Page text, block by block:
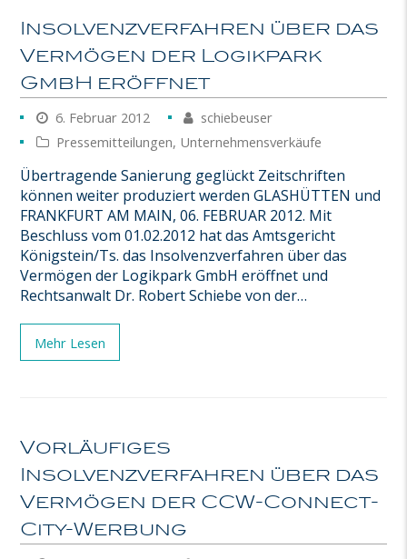
Insolvenzverfahren über das
Vermögen der Logikpark
GmbH eröffnet
6. Februar 2012
schiebeuser
Pressemitteilungen, Unternehmensverkäufe
Übertragende Sanierung geglückt Zeitschriften
können weiter produziert werden GLASHÜTTEN und
FRANKFURT AM MAIN, 06. FEBRUAR 2012. Mit
Beschluss vom 01.02.2012 hat das Amtsgericht
Königstein/Ts. das Insolvenzverfahren über das
Vermögen der Logikpark GmbH eröffnet und
Rechtsanwalt Dr. Robert Schiebe von der…
Mehr Lesen
Vorläufiges
Insolvenzverfahren über das
Vermögen der CCW-Connect-
City-Werbung